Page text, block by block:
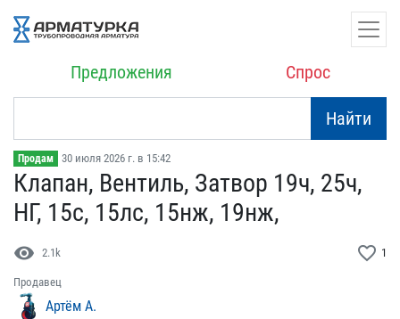
Предложения Спрос
Найти
Продам 30 июля 2026 г. в 15:42
Клапан, Вентиль, Затвор ​19ч, 25ч,
НГ, 15с, 15лс,​ 15нж, 19нж,
visibility 2.1k favorite_border 1
Продавец
Артём А.